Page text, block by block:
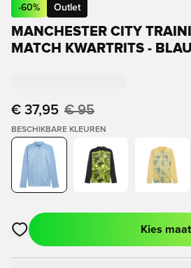
-60% Outlet
MANCHESTER CITY
MATCH KWARTRITS -
€ 37,95 € 95
BESCHIKBARE KLEUREN
Opent een venster om in te loggen
Kies maat